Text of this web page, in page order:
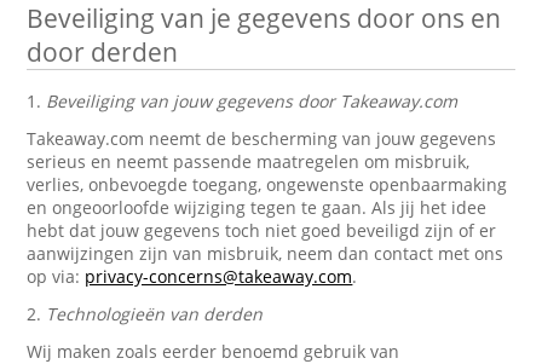
Beveiliging van je gegevens door ons en
door derden
1. Beveiliging van jouw gegevens door Takeaway.com
Takeaway.com neemt de bescherming van jouw gegevens
serieus en neemt passende maatregelen om misbruik,
verlies, onbevoegde toegang, ongewenste openbaarmaking
en ongeoorloofde wijziging tegen te gaan. Als jij het idee
hebt dat jouw gegevens toch niet goed beveiligd zijn of er
aanwijzingen zijn van misbruik, neem dan contact met ons
op via: privacy-concerns@takeaway.com.
2. Technologieën van derden
Wij maken zoals eerder benoemd gebruik van